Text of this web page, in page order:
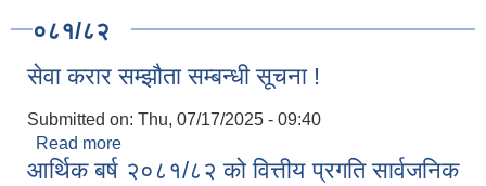
०८१/८२
सेवा करार सम्झौता सम्बन्धी सूचना !
Submitted on: Thu, 07/17/2025 - 09:40
Read more
आर्थिक बर्ष २०८१/८२ को वित्तीय प्रगति सार्वजनिक